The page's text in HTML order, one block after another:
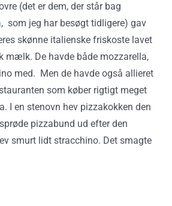
(det er dem, der står bag
, som jeg har besøgt tidligere) gav
skønne italienske friskoste lavet
mælk. De havde både mozzarella,
med. Men de havde også allieret
som køber rigtigt meget
I en stenovn hev pizzakokken den
pizzabund ud efter den
smurt lidt stracchino. Det smagte